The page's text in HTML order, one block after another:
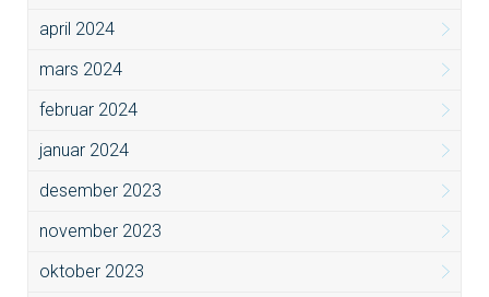
april 2024
mars 2024
februar 2024
januar 2024
desember 2023
november 2023
oktober 2023